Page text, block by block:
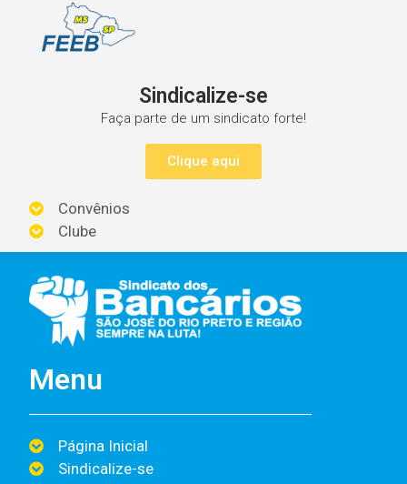
Sindicalize-se
Faça parte de um sindicato forte!
Clique aqui
Convênios
Clube
Menu
Página Inicial
Sindicalize-se